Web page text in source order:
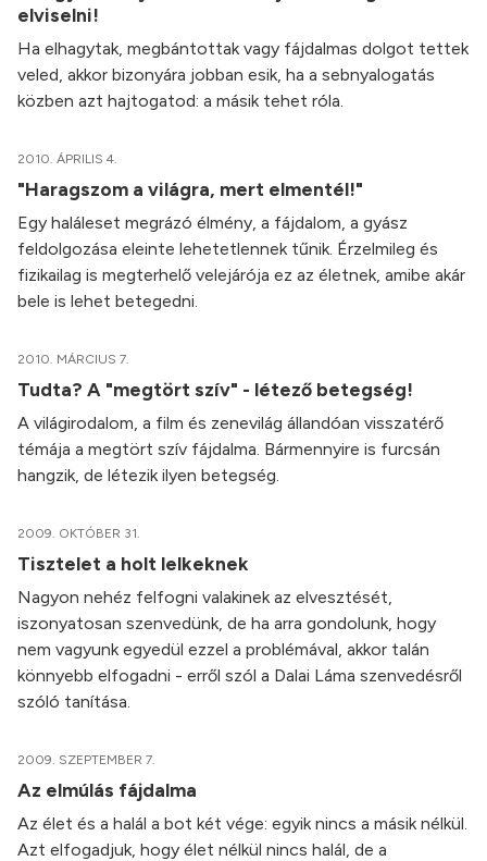
elviselni!
Ha elhagytak, megbántottak vagy fájdalmas dolgot tettek
veled, akkor bizonyára jobban esik, ha a sebnyalogatás
közben azt hajtogatod: a másik tehet róla.
2010. ÁPRILIS 4.
"Haragszom a világra, mert elmentél!"
Egy haláleset megrázó élmény, a fájdalom, a gyász
feldolgozása eleinte lehetetlennek tűnik. Érzelmileg és
fizikailag is megterhelő velejárója ez az életnek, amibe akár
bele is lehet betegedni.
2010. MÁRCIUS 7.
Tudta? A "megtört szív" - létező betegség!
A világirodalom, a film és zenevilág állandóan visszatérő
témája a megtört szív fájdalma. Bármennyire is furcsán
hangzik, de létezik ilyen betegség.
2009. OKTÓBER 31.
Tisztelet a holt lelkeknek
Nagyon nehéz felfogni valakinek az elvesztését,
iszonyatosan szenvedünk, de ha arra gondolunk, hogy
nem vagyunk egyedül ezzel a problémával, akkor talán
könnyebb elfogadni - erről szól a Dalai Láma szenvedésről
szóló tanítása.
2009. SZEPTEMBER 7.
Az elmúlás fájdalma
Az élet és a halál a bot két vége: egyik nincs a másik nélkül.
Azt elfogadjuk, hogy élet nélkül nincs halál, de a